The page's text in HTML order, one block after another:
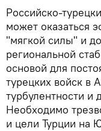
Российско-
может оказаться
"мягкой силы" и
региональной
основой для
турецких войск в
турбулентности
Необходимо
и цели Турции на